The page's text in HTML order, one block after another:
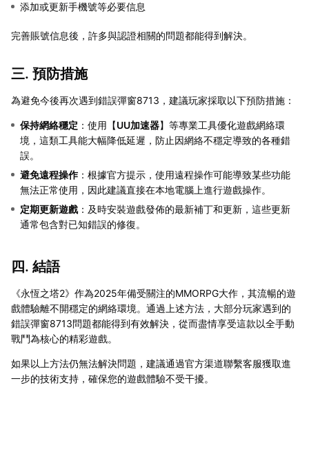
添加或更新手機號等必要信息
完善賬號信息後，許多與認證相關的問題都能得到解決。
三. 預防措施
為避免今後再次遇到錯誤彈窗8713，建議玩家採取以下預防措施：
保持網絡穩定 ：使用【UU加速器】等專業工具優化遊戲網絡環
境，這類工具能大幅降低延遲，防止因網絡不穩定導致的各種錯
誤。
避免遠程操作：根據官方提示，使用遠程操作可能導致某些功能
無法正常使用，因此建議直接在本地電腦上進行遊戲操作。
定期更新遊戲：及時安裝遊戲發佈的最新補丁和更新，這些更新
通常包含對已知錯誤的修復。
四. 結語
《永恆之塔2》作為2025年備受關注的MMORPG大作，其流暢的遊
戲體驗離不開穩定的網絡環境。通過上述方法，大部分玩家遇到的
錯誤彈窗8713問題都能得到有效解決，從而盡情享受這款以全手動
戰鬥為核心的精彩遊戲。
如果以上方法仍無法解決問題，建議通過官方渠道聯繫客服獲取進
一步的技術支持，確保您的遊戲體驗不受干擾。